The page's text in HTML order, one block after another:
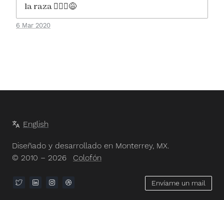
la raza 🙆🏻‍♂️😅
6 Mar 2020
English
Diseñado y desarrollado en Monterrey, MX.
© 2010 – 2026
Colofón
Envíame un mail